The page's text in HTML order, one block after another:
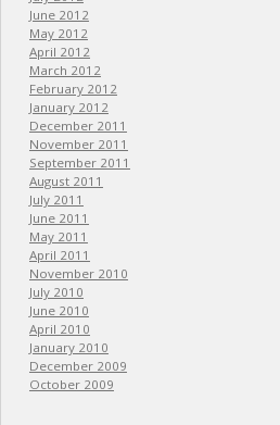
June 2012
May 2012
April 2012
March 2012
February 2012
January 2012
December 2011
November 2011
September 2011
August 2011
July 2011
June 2011
May 2011
April 2011
November 2010
July 2010
June 2010
April 2010
January 2010
December 2009
October 2009